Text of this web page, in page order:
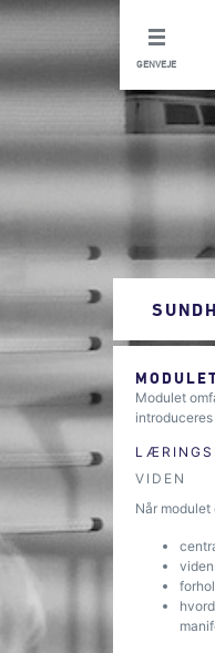
GENVEJE
Modulet
VIDEN
Når